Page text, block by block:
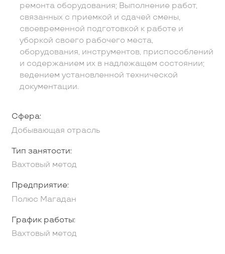
ремонта оборудования; Выполнение работ,
связанных с приемкой и сдачей смены,
своевременной подготовкой к работе и
уборкой своего рабочего места,
оборудования, инструментов, приспособлений
и содержанием их в надлежащем состоянии;
ведением установленной технической
документации.
Сфера:
Добывающая отрасль
Тип занятости:
Вахтовый метод
Предприятие:
Полюс Магадан
График работы:
Вахтовый метод